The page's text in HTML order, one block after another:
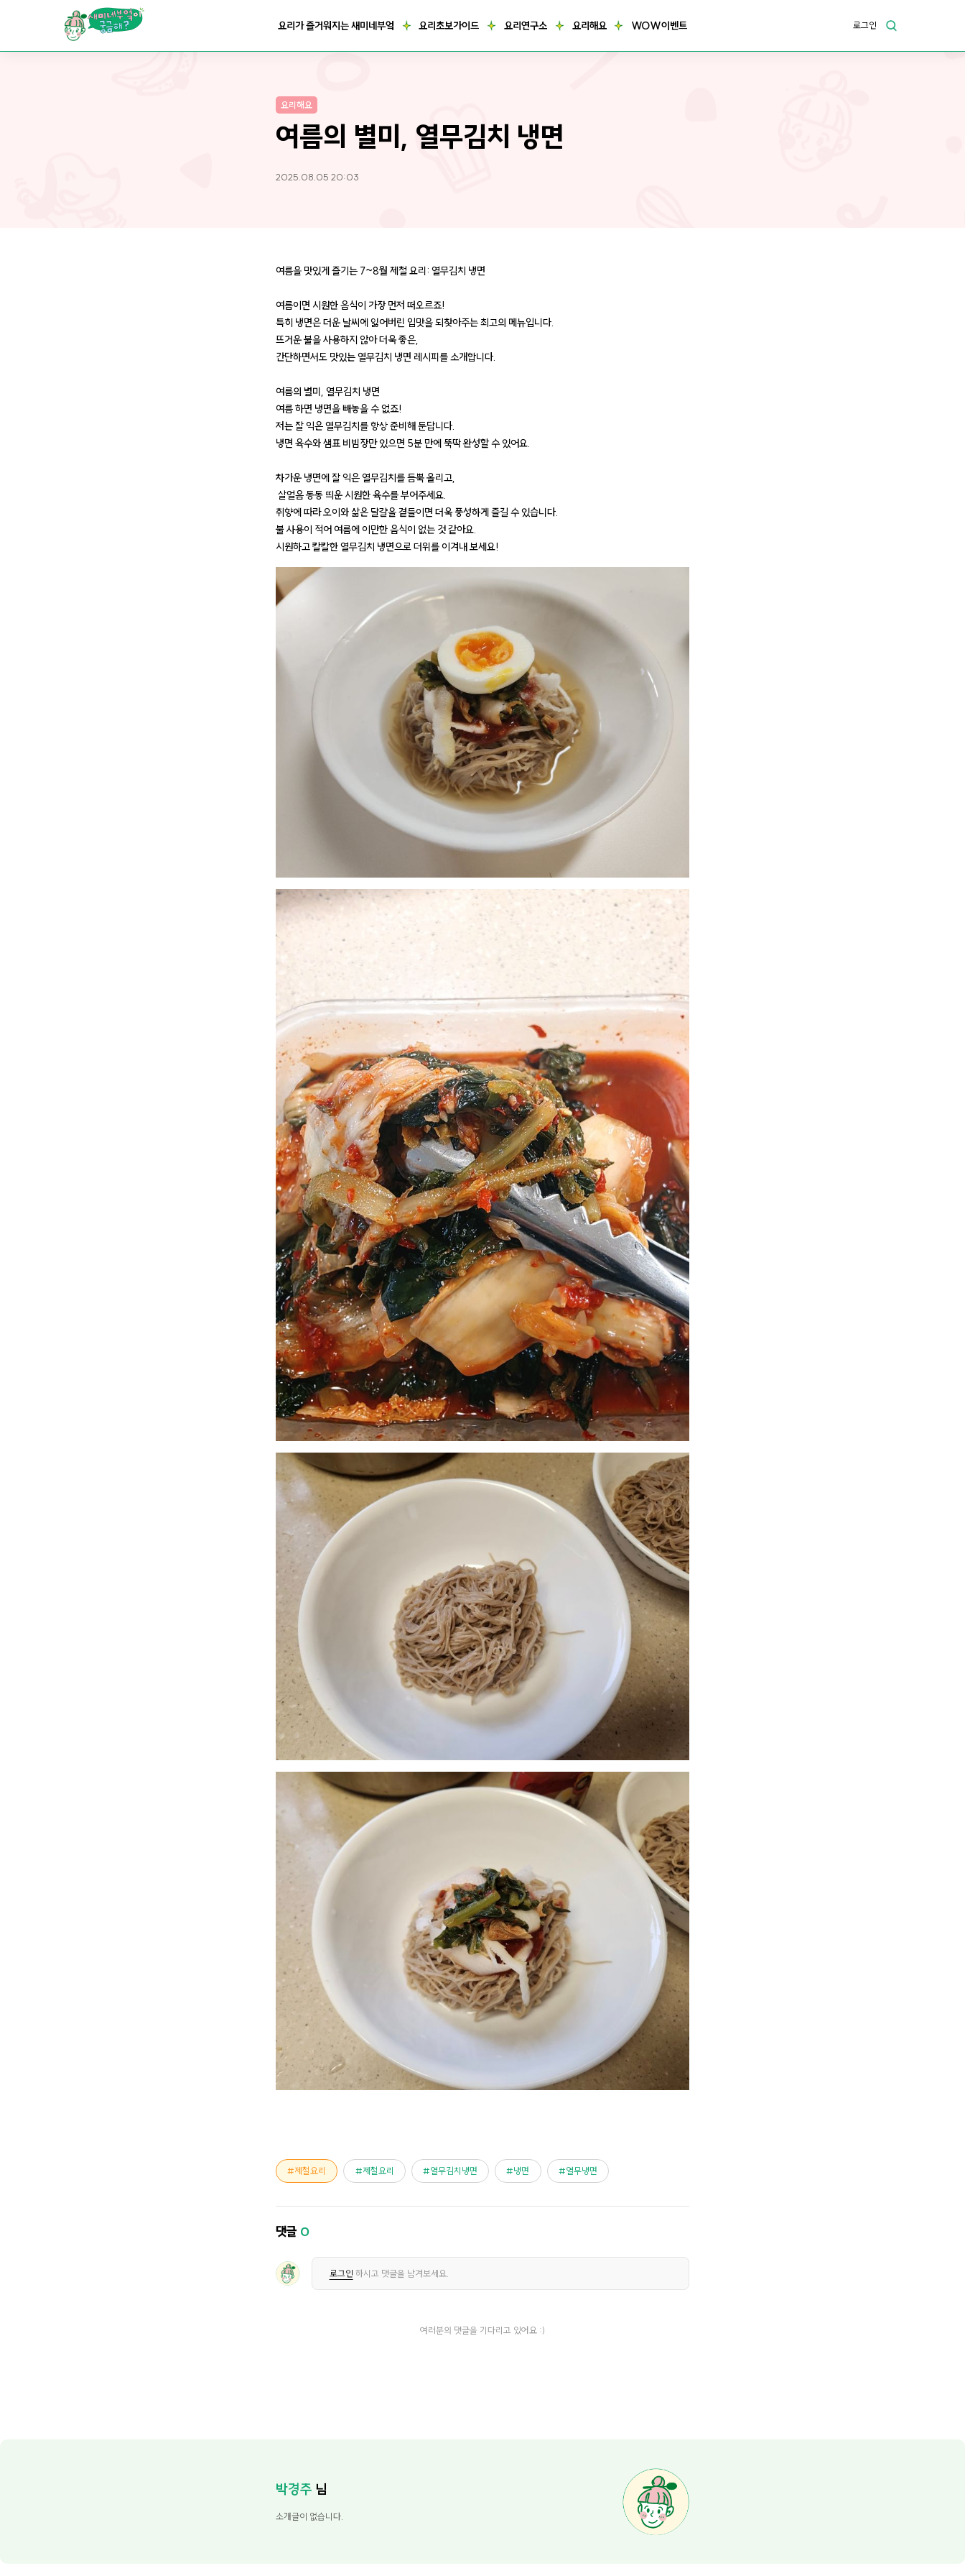
요리가 즐거워지는 새미네부엌 요리초보가이드 요리연구소 요리해요 WOW이벤트 로그인
요리해요
여름의 별미, 열무김치 냉면
2025.08.05 20:03
여름을 맛있게 즐기는 7~8월 제철 요리: 열무김치 냉면
여름이면 시원한 음식이 가장 먼저 떠오르죠!
특히 냉면은 더운 날씨에 잃어버린 입맛을 되찾아주는 최고의 메뉴입니다.
뜨거운 불을 사용하지 않아 더욱 좋은,
간단하면서도 맛있는 열무김치 냉면 레시피를 소개합니다.
여름의 별미, 열무김치 냉면
여름 하면 냉면을 빼놓을 수 없죠!
저는 잘 익은 열무김치를 항상 준비해 둔답니다.
냉면 육수와 샘표 비빔장만 있으면 5분 만에 뚝딱 완성할 수 있어요.
차가운 냉면에 잘 익은 열무김치를 듬뿍 올리고,
살얼음 동동 띄운 시원한 육수를 부어주세요.
취향에 따라 오이와 삶은 달걀을 곁들이면 더욱 풍성하게 즐길 수 있습니다.
불 사용이 적어 여름에 이만한 음식이 없는 것 같아요.
시원하고 칼칼한 열무김치 냉면으로 더위를 이겨내 보세요!
제철요리 제철요리 열무김치냉면 냉면 열무냉면
댓글 0
로그인 하시고 댓글을 남겨보세요.
여러분의 댓글을 기다리고 있어요 :)
박경주 님
소개글이 없습니다.